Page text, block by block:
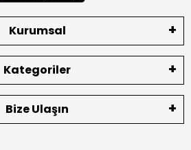
Kurumsal
Kategoriler
Bize Ulaşın